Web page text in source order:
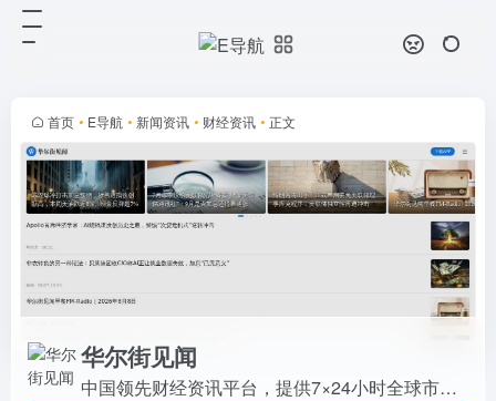
首页 • E导航 • 新闻资讯 • 财经资讯 • 正文
华尔街见闻
中国领先财经资讯平台，提供7×24小时全球市场实时快讯、深度研报、行情数据和投顾直播。覆盖股市、债市、汇市、商品，首页快讯流+专题分析。支持App多端、会员无广告专属内容，是专业投资者获取权威金融信息和决策参考的首选站点。
行情数据和投顾直播。覆盖股市、债
市、汇市、商品，首页快讯流+专题
分析。支持App多端、会员无广...